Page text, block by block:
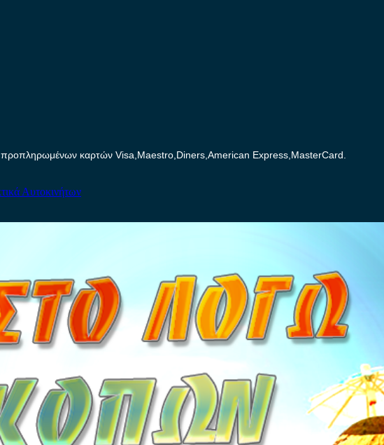
καρτών Visa,Maestro,Diners,American Express,MasterCard.
Αυτοκινήτων